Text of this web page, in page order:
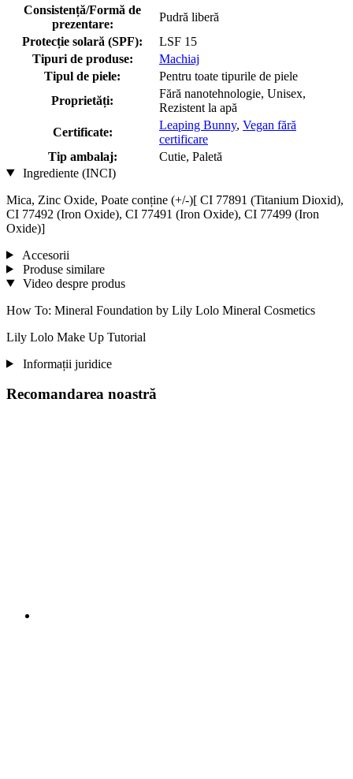
Consistență/Formă de
prezentare:
Pudră liberă
Protecție solară (SPF):
LSF 15
Tipuri de produse:
Machiaj
Tipul de piele:
Pentru toate tipurile de piele
Proprietăți:
Fără nanotehnologie, Unisex,
Rezistent la apă
Certificate:
Leaping Bunny, Vegan fără
certificare
Tip ambalaj:
Cutie, Paletă
Ingrediente (INCI)
Mica, Zinc Oxide, Poate conține (+/-)[ CI 77891 (Titanium Dioxid),
CI 77492 (Iron Oxide), CI 77491 (Iron Oxide), CI 77499 (Iron
Oxide)]
Accesorii
Produse similare
Video despre produs
How To: Mineral Foundation by Lily Lolo Mineral Cosmetics
Lily Lolo Make Up Tutorial
Informații juridice
Recomandarea noastră